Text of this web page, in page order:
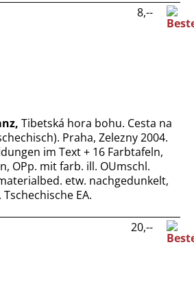
Tibetská hora bohu. Cesta na
Praha, Zelezny 2004.
im Text + 16 Farbtafeln,
OPp. mit farb. ill. OUmschl.
etw. nachgedunkelt,
EA.
8,--
20,--